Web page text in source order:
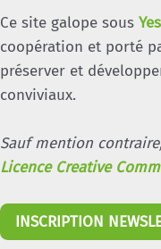
Ce site galope sous
coopération et porté
préserver et
conviviaux.
Sauf mention
Licence Creative
INSCRIPTION